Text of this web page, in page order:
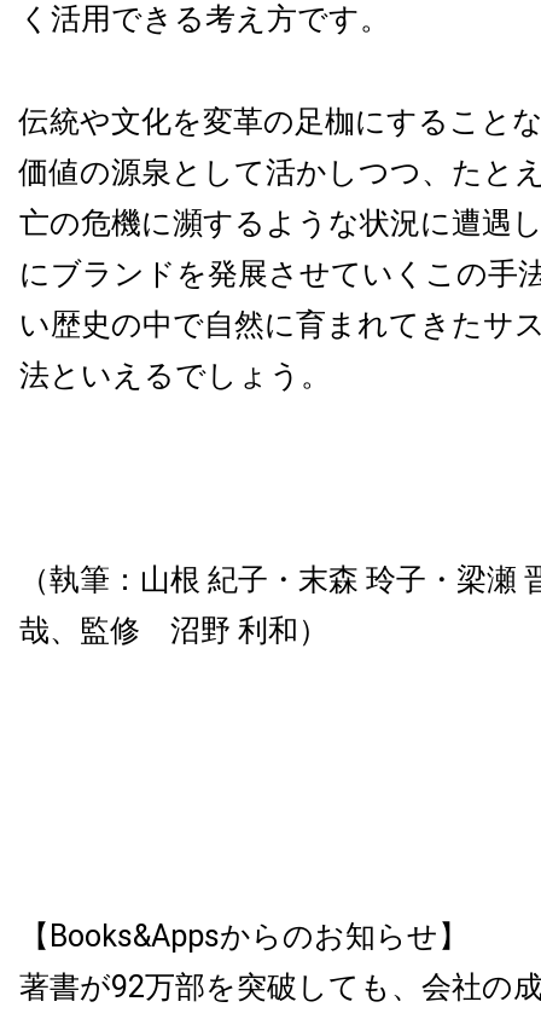
く活用できる考え方です。
伝統や文化を変革の足枷にすること
価値の源泉として活かしつつ、たと
亡の危機に瀕するような状況に遭遇
にブランドを発展させていくこの手
い歴史の中で自然に育まれてきたサ
法といえるでしょう。
（執筆：山根 紀子・末森 玲子・梁瀬
哉、監修 沼野 利和）
【Books&Appsからのお知らせ】
著書が92万部を突破しても、会社の